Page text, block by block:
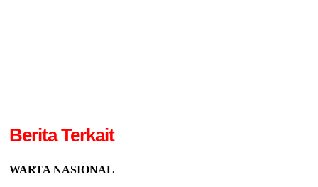
Berita Terkait
WARTA NASIONAL